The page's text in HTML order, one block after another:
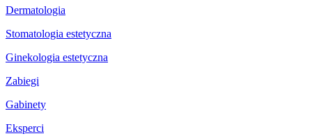
Dermatologia
Stomatologia estetyczna
Ginekologia estetyczna
Zabiegi
Gabinety
Eksperci